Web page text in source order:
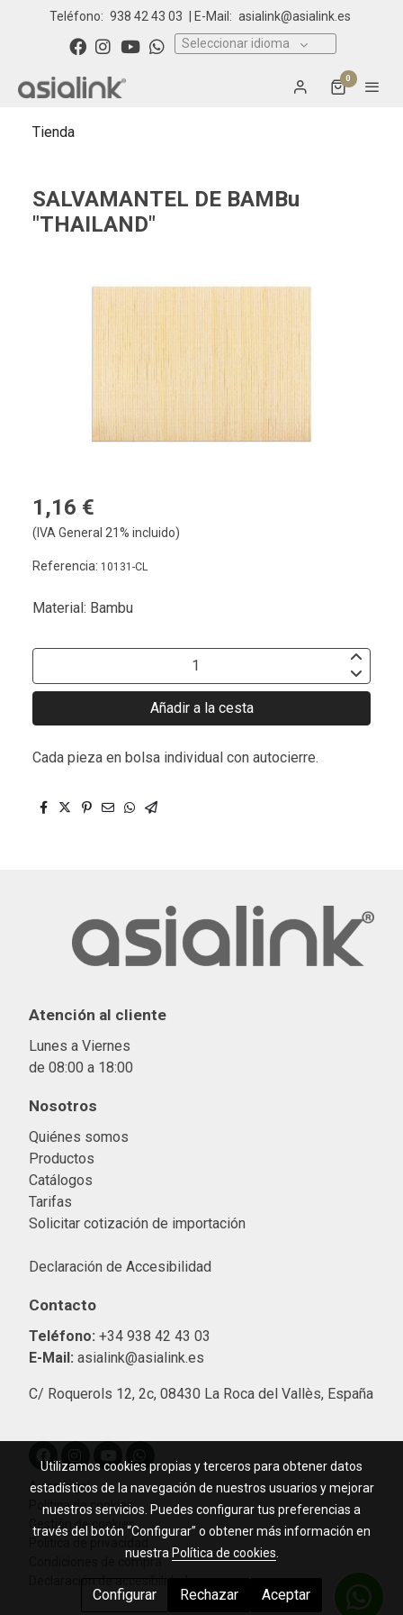
Teléfono: 938 42 43 03 | E-Mail: asialink@asialink.es
Seleccionar idioma
0
Tienda
SALVAMANTEL DE BAMBu
"THAILAND"
1,16 €
(IVA General 21% incluido)
Referencia: 10131-CL
Material: Bambu
Añadir a la cesta
Cada pieza en bolsa individual con autocierre.
Atención al cliente
Lunes a Viernes
de 08:00 a 18:00
Nosotros
Quiénes somos
Productos
Catálogos
Tarifas
Solicitar cotización de importación
Declaración de Accesibilidad
Contacto
Teléfono: +34 938 42 43 03
E-Mail: asialink@asialink.es
C/ Roquerols 12, 2c, 08430 La Roca del Vallès, España
Aviso legal
Política de cookies
Gestión de cookies
Condiciones de compra
Utilizamos cookies propias y terceros para obtener datos
estadísticos de la navegación de nuestros usuarios y mejorar
nuestros servicios. Puedes configurar tus preferencias a
través del botón “Configurar” o obtener más información en
nuestra Política de cookies
Configurar Rechazar Aceptar